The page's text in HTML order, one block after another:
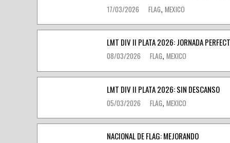
17/03/2026 FLAG, MEXICO
LMT DIV II PLATA 2026: JORNADA
08/03/2026 FLAG, MEXICO
LMT DIV II PLATA 2026: SIN DESCANSO
05/03/2026 FLAG, MEXICO
NACIONAL DE FLAG: MEJORANDO